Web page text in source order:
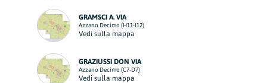
GRAMSCI A. VIA
Azzano Decimo (H11-I12)
Vedi sulla mappa
GRAZIUSSI DON VIA
Azzano Decimo (C7-D7)
Vedi sulla mappa